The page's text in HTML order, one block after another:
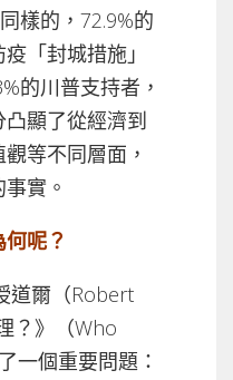
樣的，72.9%的
「封城措施」
的川普支持者，
顯了從經濟到
等不同層面，
實。
呢？
道爾（Robert
？》（Who
一個重要問題：